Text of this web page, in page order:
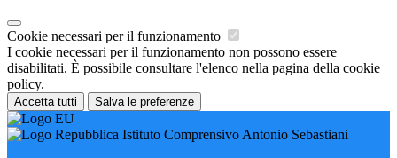
Cookie necessari per il funzionamento
I cookie necessari per il funzionamento non possono essere
disabilitati. È possibile consultare l'elenco nella pagina della cookie
policy.
Accetta tutti Salva le preferenze
Istituto Comprensivo Antonio Sebastiani